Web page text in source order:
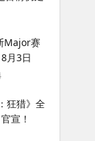
Major赛
月3日
狂猎》全
宣！